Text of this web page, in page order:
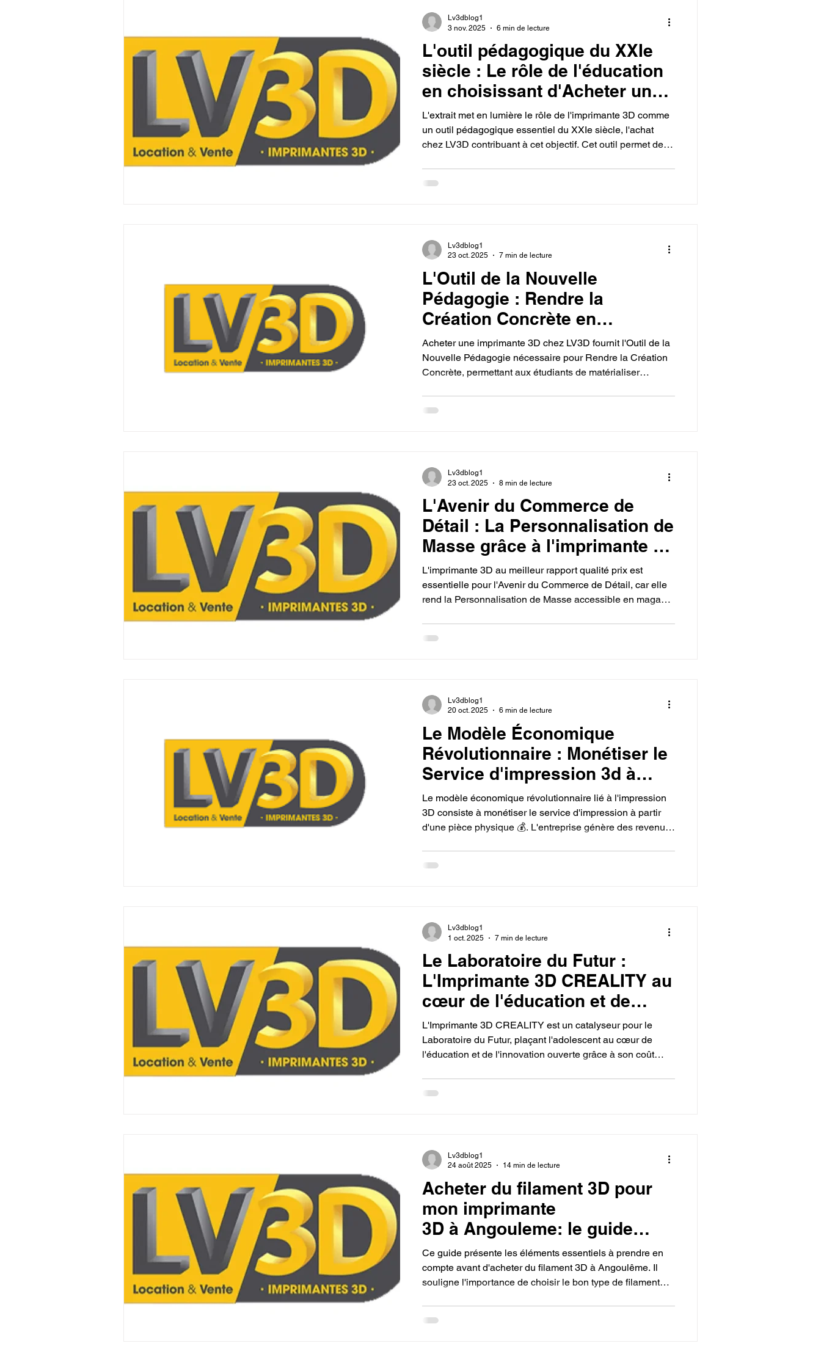
L'outil pédagogique du XXIe
siècle : Le rôle de l'éducation
en choisissant d'Acheter une
imprimante 3D en ligne chez
LV3D.
L'extrait met en lumière le rôle de l'imprimante 3D comme
un outil pédagogique essentiel du XXIe siècle, l'achat
chez LV3D contribuant à cet objectif. Cet outil permet de
de l'accompagnement du fournisseur, l'imprimante 3D
Lv3dblog1
3 nov. 2025
6 min de lecture
L'Outil de la Nouvelle
Pédagogie : Rendre la
Création Concrète en
choisissant d'Acheter une
imprimante 3D chez LV3D.
Acheter une imprimante 3D chez LV3D fournit l'Outil de la
Nouvelle Pédagogie nécessaire pour Rendre la Création
Concrète, permettant aux étudiants de matérialiser
l'éducation STEAM.
Lv3dblog1
23 oct. 2025
7 min de lecture
L'Avenir du Commerce de
Détail : La Personnalisation de
Masse grâce à l'imprimante 3D
meilleur rapport qualité prix.
L'imprimante 3D au meilleur rapport qualité prix est
essentielle pour l'Avenir du Commerce de Détail, car elle
rend la Personnalisation de Masse accessible en magasin
minimisant les invendus et créant un puissant avantage
Lv3dblog1
23 oct. 2025
8 min de lecture
Le Modèle Économique
Révolutionnaire : Monétiser le
Service d'impression 3d à
partir d'une pièce.
Le modèle économique révolutionnaire lié à l'impression
3D consiste à monétiser le service d'impression à partir
d'une pièce physique 💰. L'entreprise génère des revenus
de la rétro-ingénierie, le matériau et le temps de
Lv3dblog1
20 oct. 2025
6 min de lecture
Le Laboratoire du Futur :
L'Imprimante 3D CREALITY au
cœur de l'éducation et de
l'innovation ouverte.
L'Imprimante 3D CREALITY est un catalyseur pour le
Laboratoire du Futur, plaçant l'adolescent au cœur de
l'éducation et de l'innovation ouverte grâce à son coût
facilité d'utilisation et la communauté open-source
Lv3dblog1
1 oct. 2025
7 min de lecture
Acheter du filament 3D pour
mon imprimante
3D à Angouleme: le guide
ultime.
Ce guide présente les éléments essentiels à prendre en
compte avant d'acheter du filament 3D à Angoulême. Il
souligne l'importance de choisir le bon type de filament
avant les avantages de l'achat local, notamment la
Lv3dblog1
24 août 2025
14 min de lecture